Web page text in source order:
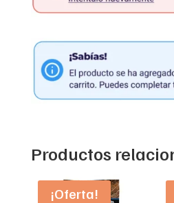
Productos
¡Oferta!